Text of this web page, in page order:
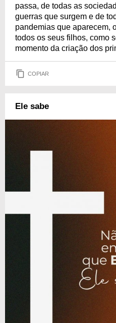
passa, de todas as
guerras que surgem e de
pandemias que aparecem,
todos os seus filhos, como
momento da criação dos
COPIAR
Ele sabe